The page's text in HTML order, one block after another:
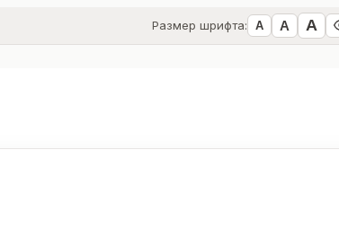
Размер шрифта: А А А